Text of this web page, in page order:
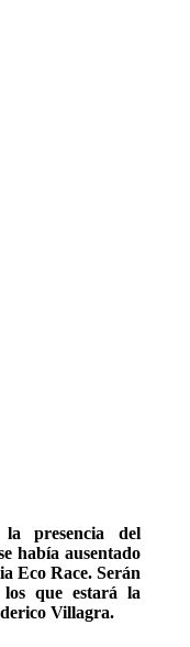
presencia del
había ausentado
Eco Race. Serán
que estará la
Villagra.